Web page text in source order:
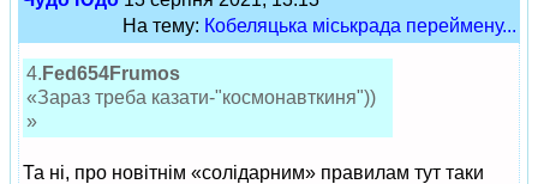
На тему: Кобеляцька міськрада переймену...
4. Fed654Frumos
«Зараз треба казати-"космонавткиня"))
»
Та ні, про новітнім «солідарним» правилам тут таки